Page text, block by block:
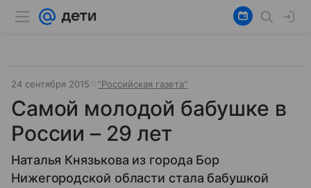
24 сентября 2015 "Российская газета"
Самой молодой бабушке в
России – 29 лет
Наталья Князькова из города Бор
Нижегородской области стала бабушкой